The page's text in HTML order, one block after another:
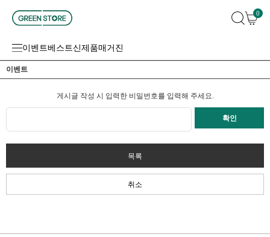
0
이벤트베스트 신제품매거진
이벤트
게시글 작성 시 입력한 비밀번호를 입력해 주세요.
확인
목록
취소